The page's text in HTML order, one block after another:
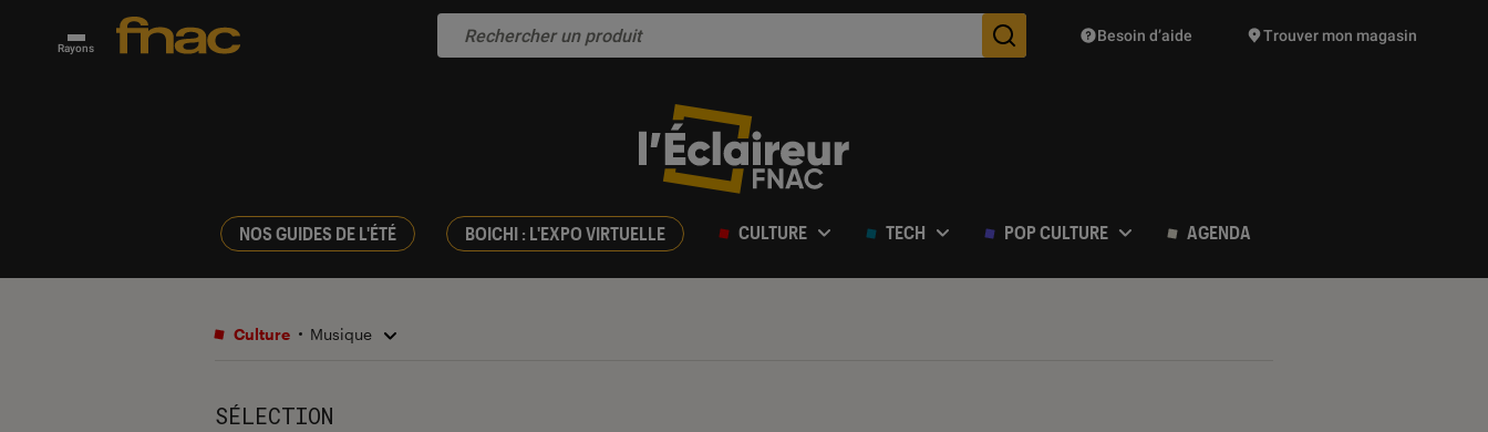
Rayons Des suggestions de produits vont vous être proposées
Besoin d’aide Trouver mon magasin
NOS GUIDES DE L'ÉTÉ BOICHI : L'EXPO VIRTUELLE CULTURE TECH POP CULTURE AGENDA
Culture Musique
SÉLECTION